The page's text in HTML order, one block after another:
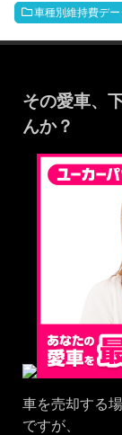
車種別維持費デー
その愛車、
んか？
車を売却する
ですが、